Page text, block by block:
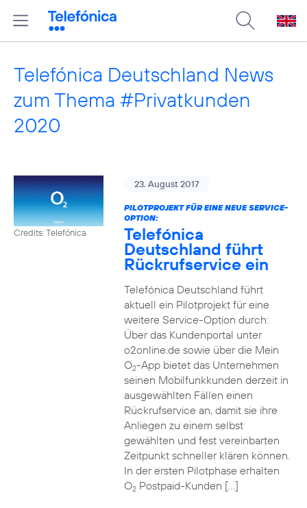
Telefónica Deutschland News
zum Thema #Privatkunden
2020
Credits: Telefónica
23. August 2017
PILOTPROJEKT FÜR EINE NEUE SERVICE-
OPTION:
Telefónica
Deutschland führt
Rückrufservice ein
Telefónica Deutschland führt
aktuell ein Pilotprojekt für eine
weitere Service-Option durch:
Über das Kundenportal unter
o2online.de sowie über die Mein
O2-App bietet das Unternehmen
seinen Mobilfunkkunden derzeit in
ausgewählten Fällen einen
Rückrufservice an, damit sie ihre
Anliegen zu einem selbst
gewählten und fest vereinbarten
Zeitpunkt schneller klären können.
In der ersten Pilotphase erhalten
O2Postpaid-Kunden […]